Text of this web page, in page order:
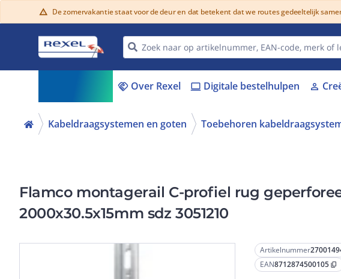
warning De zomervakantie staat voor de deur en dat betekent dat we routes gedeeltelijk
handshake Over Rexel laptop Digitale bestelhulpen person
Kabeldraagsystemen en goten Toebehoren
Flamco montagerail C-profiel rug
2000x30.5x15mm sdz 3051210
Artikelnummer
EAN8712874500105 content_copy